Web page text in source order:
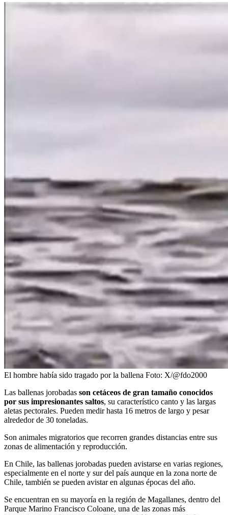
El hombre había sido tragado por la ballena Foto: X/@fdo2000
Las ballenas jorobadas son cetáceos de gran tamaño conocidos
por sus impresionantes saltos, su característico canto y las largas
aletas pectorales. Pueden medir hasta 16 metros de largo y pesar
alrededor de 30 toneladas.
Son animales migratorios que recorren grandes distancias entre sus
zonas de alimentación y reproducción.
En Chile, las ballenas jorobadas pueden avistarse en varias regiones,
especialmente en el norte y sur del país aunque en la zona norte de
Chile, también se pueden avistar en algunas épocas del año.
Se encuentran en su mayoría en la región de Magallanes, dentro del
Parque Marino Francisco Coloane, una de las zonas más